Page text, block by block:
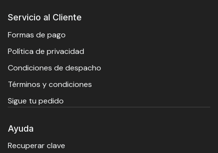
Servicio al Cliente
Formas de pago
Política de privacidad
Condiciones de despacho
Términos y condiciones
Sigue tu pedido
Ayuda
Recuperar clave